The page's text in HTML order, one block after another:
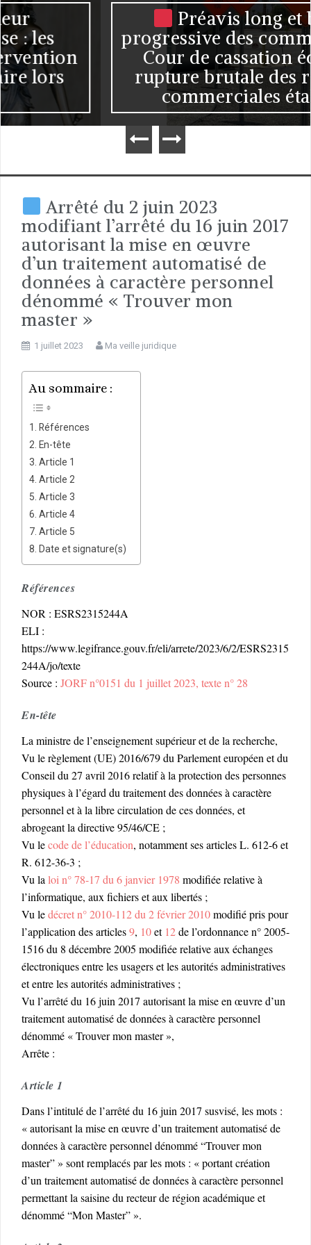
Préavis long et baisse
progressive des commandes : la
Cour de cassation écarte la
rupture brutale des relations
commerciales établies
Arrêté du 2 juin 2023
modifiant l’arrêté du 16 juin 2017
autorisant la mise en œuvre
d’un traitement automatisé de
données à caractère personnel
dénommé « Trouver mon
master »
1 juillet 2023 Ma veille juridique
Au sommaire :
Références
En-tête
Article 1
Article 2
Article 3
Article 4
Article 5
Date et signature(s)
Références
NOR : ESRS2315244A
ELI :
https://www.legifrance.gouv.fr/eli/arrete/2023/6/2/ESRS2315
244A/jo/texte
Source : JORF n°0151 du 1 juillet 2023, texte n° 28
En-tête
La ministre de l’enseignement supérieur et de la recherche,
Vu le règlement (UE) 2016/679 du Parlement européen et du
Conseil du 27 avril 2016 relatif à la protection des personnes
physiques à l’égard du traitement des données à caractère
personnel et à la libre circulation de ces données, et
abrogeant la directive 95/46/CE ;
Vu lecode de l’éducation, notamment ses articles L. 612-6 et
R. 612-36-3 ;
Vu la loi n° 78-17 du 6 janvier 1978 modifiée relative à
l’informatique, aux fichiers et aux libertés ;
Vu ledécret n° 2010-112 du 2 février 2010modifié pris pour
l’application des articles9, 10et 12de l’ordonnance n° 2005-
1516 du 8 décembre 2005 modifiée relative aux échanges
électroniques entre les usagers et les autorités administratives
et entre les autorités administratives ;
Vu l’arrêté du 16 juin 2017 autorisant la mise en œuvre d’un
traitement automatisé de données à caractère personnel
dénommé « Trouver mon master »,
Arrête :
Article 1
Dans l’intitulé de l’arrêté du 16 juin 2017 susvisé, les mots :
« autorisant la mise en œuvre d’un traitement automatisé de
données à caractère personnel dénommé “Trouver mon
master” » sont remplacés par les mots : « portant création
d’un traitement automatisé de données à caractère personnel
permettant la saisine du recteur de région académique et
dénommé “Mon Master” ».